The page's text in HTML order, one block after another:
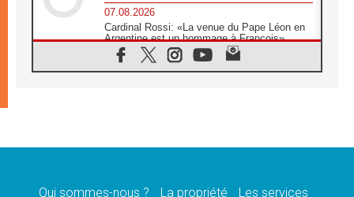
07.08.2026
Cardinal Rossi: «La venue du Pape Léon en
Argentine est un hommage à François»
07.08.2026
Hiroshima et Nagasaki, 81 ans après,
pour relever les «défis urgents»
Qui sommes-nous ? La propriété Les services